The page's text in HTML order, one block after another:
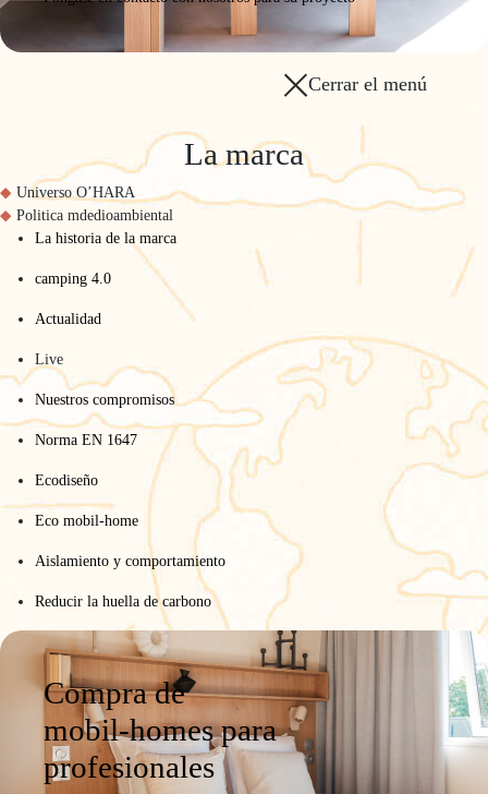
Cerrar el menú
La marca
Universo O’HARA
Politica mdedioambiental
La historia de la marca
camping 4.0
Actualidad
Live
Nuestros compromisos
Norma EN 1647
Ecodiseño
Eco mobil-home
Aislamiento y comportamiento
Reducir la huella de carbono
Compra de
mobil-homes para
profesionales